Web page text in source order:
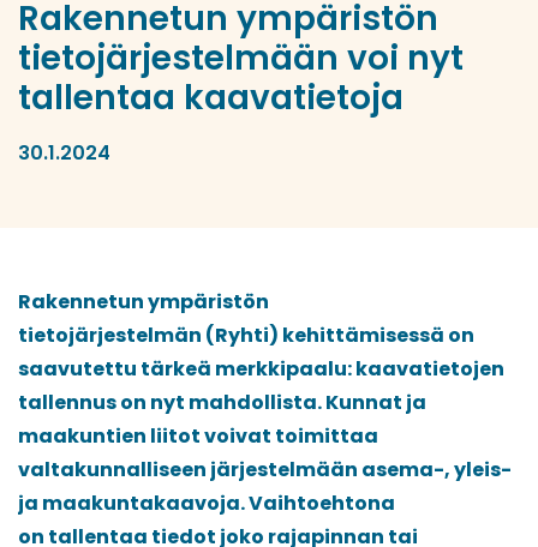
Rakennetun ympäristön
tietojärjestelmään voi nyt
tallentaa kaavatietoja
30.1.2024
Rakennetun ympäristön
tietojärjestelmän (Ryhti) kehittämisessä on
saavutettu tärkeä merkkipaalu: kaavatietojen
tallennus on nyt mahdollista. Kunnat ja
maakuntien liitot voivat toimittaa
valtakunnalliseen järjestelmään asema-, yleis-
ja maakuntakaavoja. Vaihtoehtona
on tallentaa tiedot joko rajapinnan tai